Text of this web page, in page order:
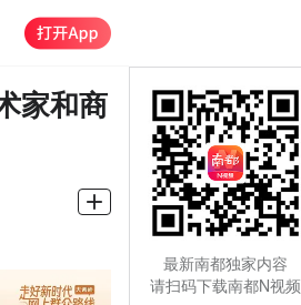
家和商
最新南都独家内容
请扫码下载南都N视频